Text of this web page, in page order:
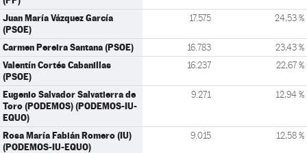
Juan María Vázquez García
(PSOE)
17.575 24,53 %
Carmen Pereira Santana (PSOE) 16.783 23,43 %
Valentín Cortés Cabanillas
(PSOE)
16.237 22,67 %
Eugenio Salvador Salvatierra de
Toro (PODEMOS) (PODEMOS-IU-
EQUO)
9.271 12,94 %
Rosa María Fabián Romero (IU)
(PODEMOS-IU-EQUO)
9.015 12,58 %